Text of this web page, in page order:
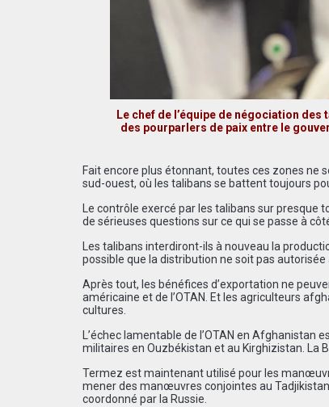
Le chef de l’équipe de négociation
des pourparlers de paix entre le
Fait encore plus étonnant, toutes ces zones ne
sud-ouest, où les talibans se battent toujours
Le contrôle exercé par les talibans sur
de sérieuses questions sur ce qui se passe à
Les talibans interdiront-ils à nouveau la
possible que la distribution ne soit pas autorisée
Après tout, les bénéfices d’exportation ne
américaine et de l’OTAN. Et les agriculteurs
cultures.
L’échec lamentable de l’OTAN en Afghanistan
militaires en Ouzbékistan et au Kirghizistan. La
Termez est maintenant utilisé pour les
mener des manœuvres conjointes au
coordonné par la Russie.